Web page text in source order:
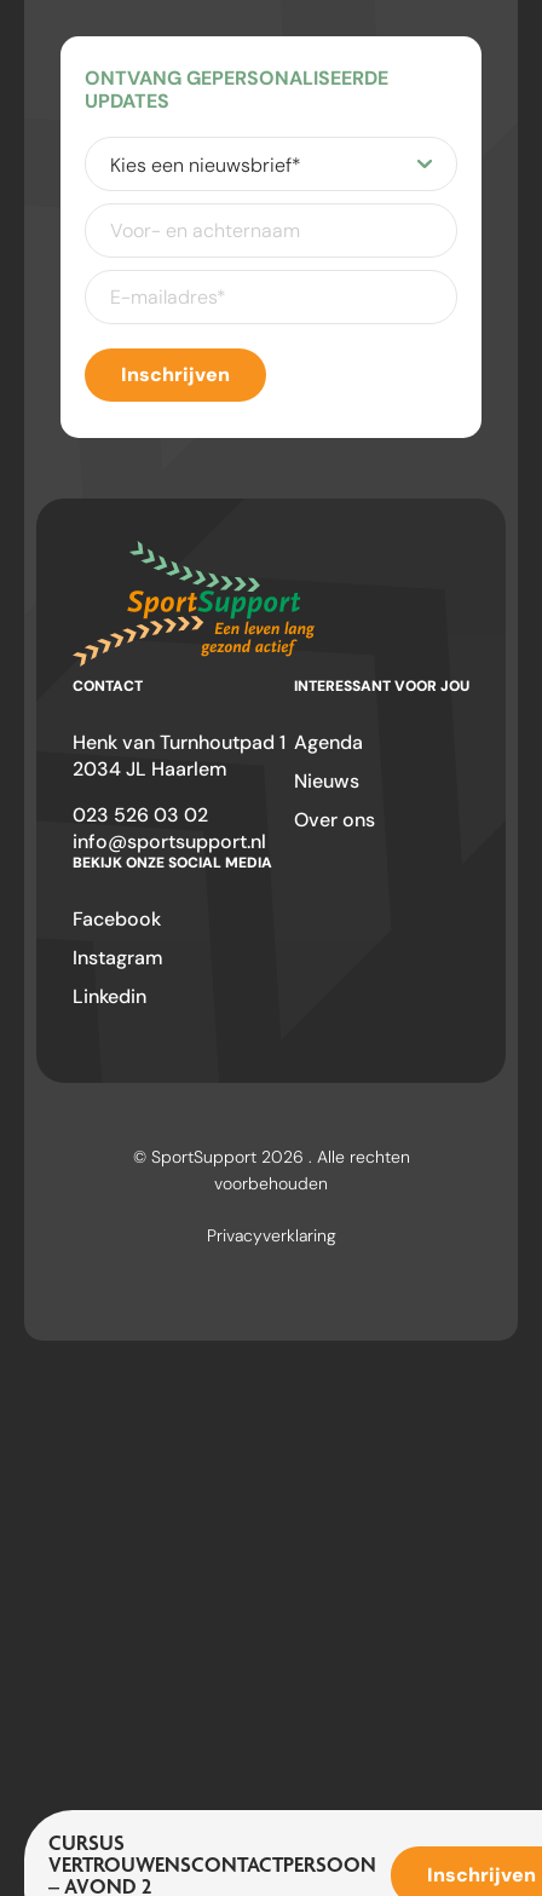
CURSUS
VERTROUWENSCONTACTPERSOON
– AVOND 2
Inschrijven
ONTVANG GEPERSONALISEERDE
UPDATES
Kies
een
nieuwsbrief(Vereist)
Voor-
en
achternaam
E-
mailadres(Vereist)
Inschrijven
CONTACT
Henk van Turnhoutpad 1
2034 JL Haarlem
023 526 03 02
info@sportsupport.nl
INTERESSANT VOOR JOU
Agenda
Nieuws
Over ons
BEKIJK ONZE SOCIAL MEDIA
Facebook
Instagram
Linkedin
© SportSupport 2026 . Alle rechten
voorbehouden
Privacyverklaring